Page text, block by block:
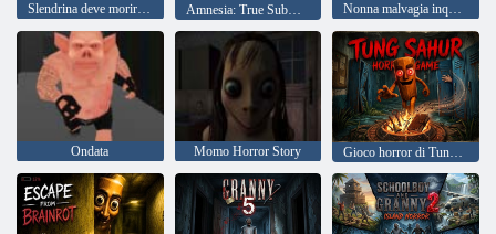
Slendrina deve morire la casa Amnesia: True Subway Horror Nonna malvagia inquietante
Ondata Momo Horror Story Gioco horror di Tung Sahur